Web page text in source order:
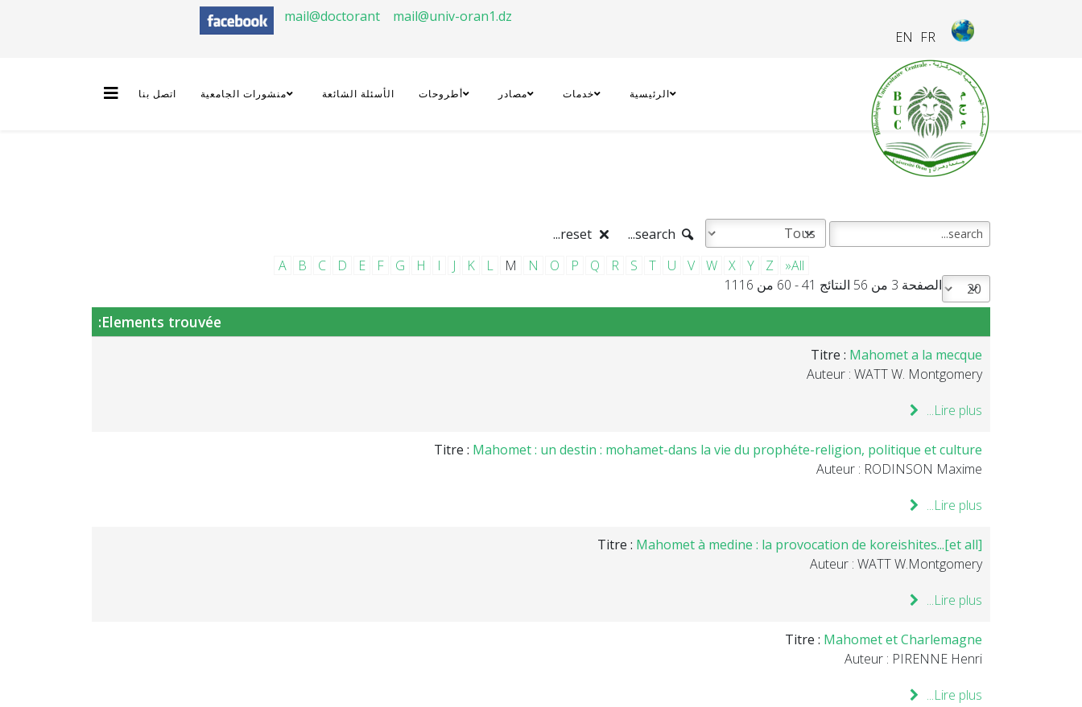
FR
EN
mail@doctorant mail@univ-oran1.dz
الرئيسية خدمات مصادر أطروحات الأسئلة الشائعة منشورات الجامعية اتصل بنا
A
B C D E F G H I J K L M N O P Q R S T U V W X Y Z
»All
الصفحة 3 من 56 النتائج 41 - 60 من 1116
Elements trouvée:
Titre : Mahomet a la mecque
Auteur : WATT W. Montgomery
Lire plus...
Titre : Mahomet : un destin : mohamet-dans la vie du prophéte-religion, politique et culture
Auteur : RODINSON Maxime
Lire plus...
Titre : Mahomet à medine : la provocation de koreishites...[et all]
Auteur : WATT W.Montgomery
Lire plus...
Titre : Mahomet et Charlemagne
Auteur : PIRENNE Henri
Lire plus...